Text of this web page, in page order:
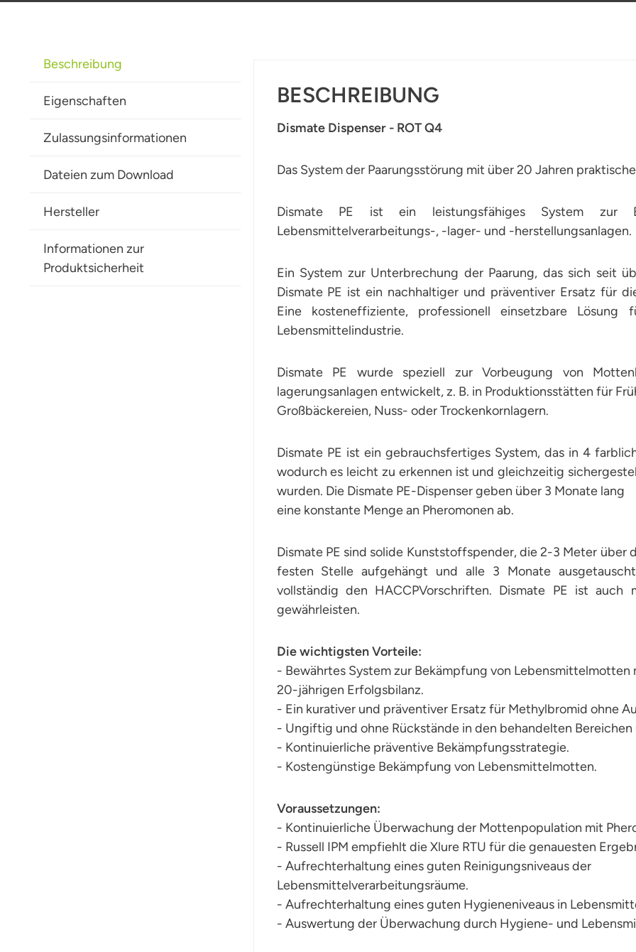
Beschreibung
Eigenschaften
Zulassungsinformationen
Dateien zum Download
Hersteller
Informationen zur
Produktsicherheit
BESCHREIBUNG
Dismate Dispenser - ROT Q4
Das System der Paarungsstörung mit über 20 Jahren
Dismate PE ist ein leistungsfähiges System zur
Lebensmittelverarbeitungs-, -lager- und -herstellungsanlagen.
Ein System zur Unterbrechung der Paarung, das sich seit
Dismate PE ist ein nachhaltiger und präventiver Ersatz für
Eine kosteneffiziente, professionell einsetzbare
Lebensmittelindustrie.
Dismate PE wurde speziell zur Vorbeugung von
lagerungsanlagen entwickelt, z. B. in Produktionsstätten für
Großbäckereien, Nuss- oder Trockenkornlagern.
Dismate PE ist ein gebrauchsfertiges System, das in 4
wodurch es leicht zu erkennen ist und gleichzeitig
wurden. Die Dismate PE-Dispenser geben über 3 Monate lang
eine konstante Menge an Pheromonen ab.
Dismate PE sind solide Kunststoffspender, die 2-3 Meter
festen Stelle aufgehängt und alle 3 Monate
vollständig den HACCPVorschriften. Dismate PE ist
gewährleisten.
Die wichtigsten Vorteile:
- Bewährtes System zur Bekämpfung von Lebensmittelmotten
20-jährigen Erfolgsbilanz.
- Ein kurativer und präventiver Ersatz für Methylbromid ohne
- Ungiftig und ohne Rückstände in den behandelten Bereichen
- Kontinuierliche präventive Bekämpfungsstrategie.
- Kostengünstige Bekämpfung von Lebensmittelmotten.
Voraussetzungen:
- Kontinuierliche Überwachung der Mottenpopulation mit
- Russell IPM empfiehlt die Xlure RTU für die genauesten
- Aufrechterhaltung eines guten Reinigungsniveaus der
Lebensmittelverarbeitungsräume.
- Aufrechterhaltung eines guten Hygieneniveaus in
- Auswertung der Überwachung durch Hygiene- und